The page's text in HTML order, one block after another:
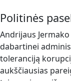
Politinės
Andrijaus
dabartinei
toleranciją
aukščiausias